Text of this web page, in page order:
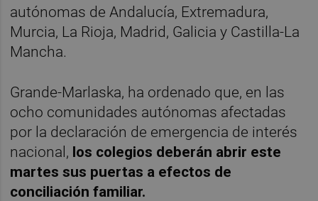
autónomas de Andalucía, Extremadura,
Murcia, La Rioja, Madrid, Galicia y Castilla-La
Mancha.
Grande-Marlaska, ha ordenado que, en las
ocho comunidades autónomas afectadas
por la declaración de emergencia de interés
nacional, los colegios deberán abrir este
martes sus puertas a efectos de
conciliación familiar.